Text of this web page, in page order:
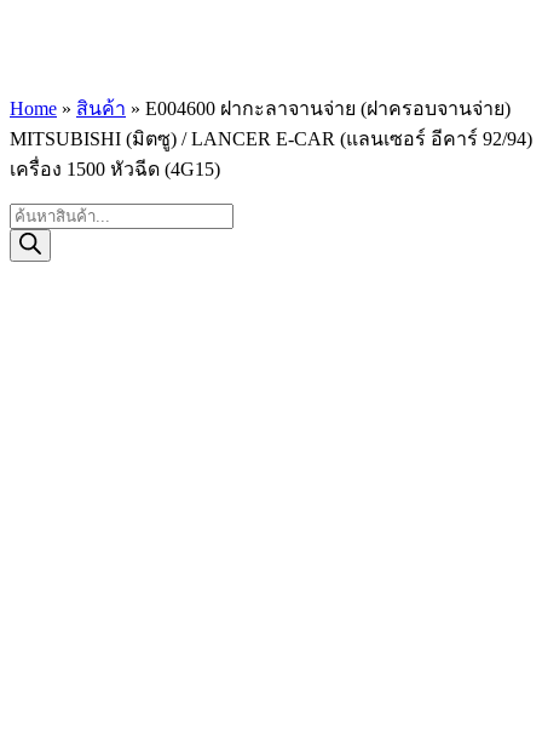
Home » สินค้า » E004600 ฝากะลาจานจ่าย (ฝาครอบจานจ่าย)
MITSUBISHI (มิตซู) / LANCER E-CAR (แลนเซอร์ อีคาร์ 92/94)
เครื่อง 1500 หัวฉีด (4G15)
Products
search